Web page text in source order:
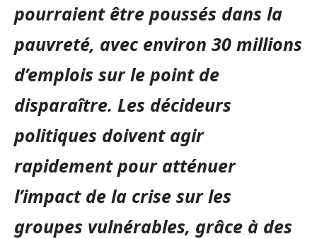
pourraient être poussés dans la
pauvreté, avec environ 30 millions
d’emplois sur le point de
disparaître. Les décideurs
politiques doivent agir
rapidement pour atténuer
l’impact de la crise sur les
groupes vulnérables, grâce à des